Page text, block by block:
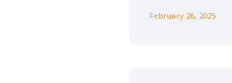
February 26, 2025